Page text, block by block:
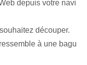
depuis votre navi
découper.
à une bagu